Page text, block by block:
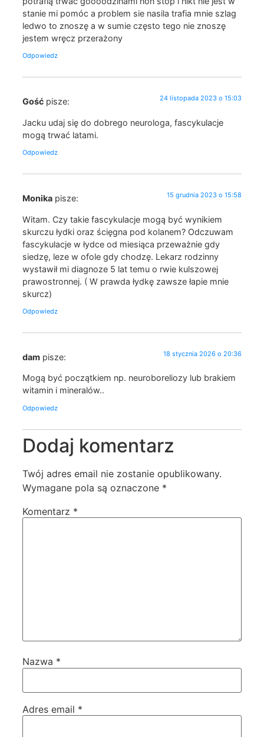
stanie mi pomóc a problem sie nasila trafia mnie szlag
ledwo to znoszę a w sumie często tego nie znoszę
jestem wręcz przerażony
Odpowiedz
Gość pisze: 24 listopada 2023 o 15:03
Jacku udaj się do dobrego neurologa, fascykulacje
mogą trwać latami.
Odpowiedz
Monika pisze: 15 grudnia 2023 o 15:58
Witam. Czy takie fascykulacje mogą być wynikiem
skurczu łydki oraz ścięgna pod kolanem? Odczuwam
fascykulacje w łydce od miesiąca przeważnie gdy
siedzę, leze w ofole gdy chodzę. Lekarz rodzinny
wystawił mi diagnoze 5 lat temu o rwie kulszowej
prawostronnej. ( W prawda łydkę zawsze łapie mnie
skurcz)
Odpowiedz
dam pisze: 18 stycznia 2026 o 20:36
Mogą być początkiem np. neuroboreliozy lub brakiem
witamin i mineralów..
Odpowiedz
Dodaj komentarz
Twój adres email nie zostanie opublikowany.
Wymagane pola są oznaczone *
Komentarz *
Nazwa *
Adres email *